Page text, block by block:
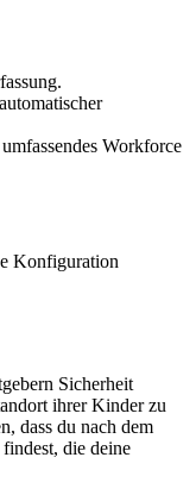
Workforce
Konfiguration
Sicherheit
ihrer Kinder zu
dass du nach dem
die deine